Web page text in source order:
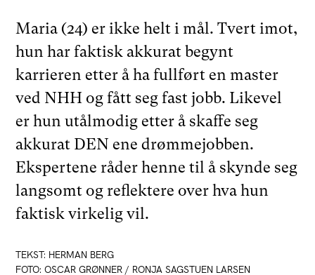
TEKST: HERMAN BERG
FOTO: OSCAR GRØNNER / RONJA SAGSTUEN LARSEN
Maria (24) er ikke helt i mål. Tvert imot,
hun har faktisk akkurat begynt
karrieren etter å ha fullført en master
ved NHH og fått seg fast jobb. Likevel
er hun utålmodig etter å skaffe seg
akkurat DEN ene drømmejobben.
Ekspertene råder henne til å skynde seg
langsomt og reflektere over hva hun
faktisk virkelig vil.